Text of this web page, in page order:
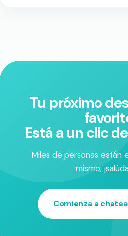
Tu próximo
Está a un clic
Miles de personas están
mismo;
Comienza a